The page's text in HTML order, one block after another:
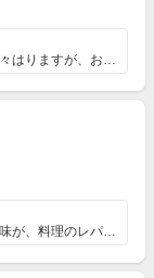
ポン酢と言えば旭ポンズ！お値段は少々はりますが、お値段...
牡蛎の香りと、中華らしいコクのある味が、料理のレパート...